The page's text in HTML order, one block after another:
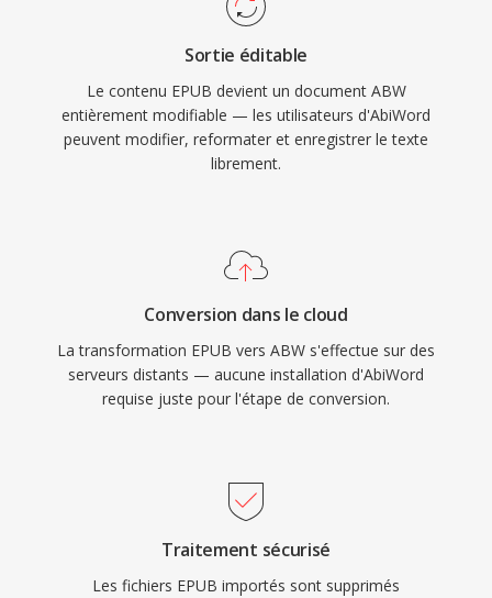
Sortie éditable
Le contenu EPUB devient un document ABW
entièrement modifiable — les utilisateurs d'AbiWord
peuvent modifier, reformater et enregistrer le texte
librement.
Conversion dans le cloud
La transformation EPUB vers ABW s'effectue sur des
serveurs distants — aucune installation d'AbiWord
requise juste pour l'étape de conversion.
Traitement sécurisé
Les fichiers EPUB importés sont supprimés